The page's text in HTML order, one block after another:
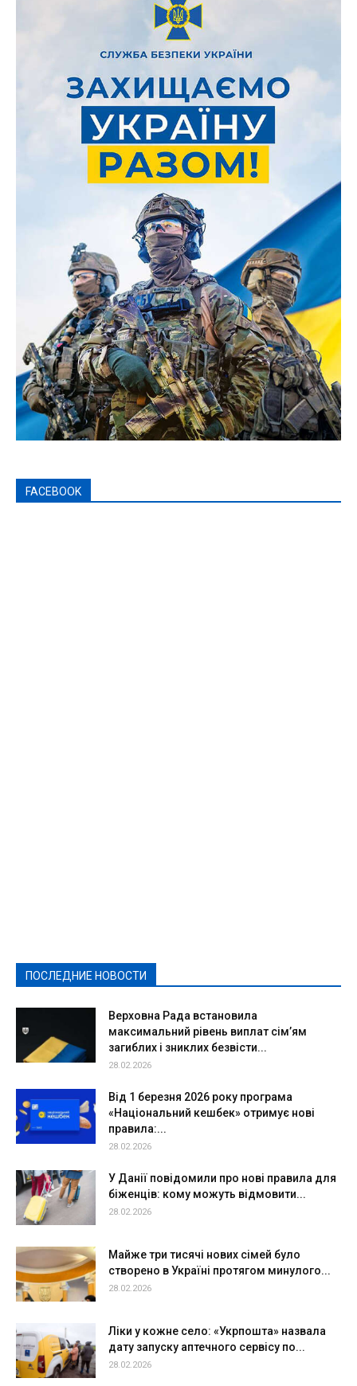
FACEBOOK
ПОСЛЕДНИЕ НОВОСТИ
Верховна Рада встановила
максимальний рівень виплат сім’ям
загиблих і зниклих безвісти...
28.02.2026
Від 1 березня 2026 року програма
«Національний кешбек» отримує нові
правила:...
28.02.2026
У Данії повідомили про нові правила для
біженців: кому можуть відмовити...
28.02.2026
Майже три тисячі нових сімей було
створено в Україні протягом минулого...
28.02.2026
Ліки у кожне село: «Укрпошта» назвала
дату запуску аптечного сервісу по...
28.02.2026